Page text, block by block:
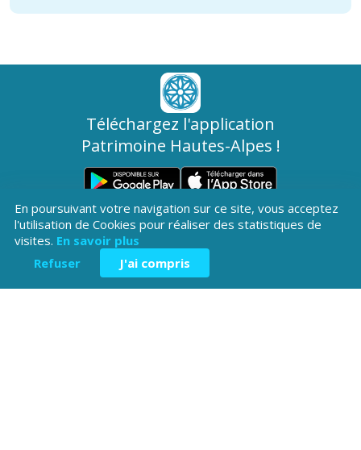
Téléchargez l'application
Patrimoine Hautes-Alpes !
Hôtel du Département
En poursuivant votre navigation sur ce site, vous acceptez
l'utilisation de Cookies pour réaliser des statistiques de
visites. En savoir plus
Refuser
J'ai compris